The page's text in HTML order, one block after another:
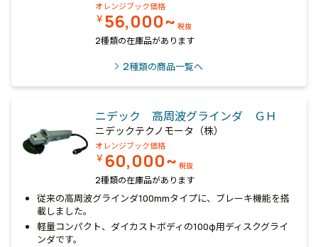
オレンジブック価格
￥56,000~ 税抜
2種類の在庫品があります
2種類の商品一覧へ
ニデック 高周波グラインダ ＧＨ
ニデックテクノモータ（株）
オレンジブック価格
￥ 60,000~ 税抜
2種類の在庫品があります
従来の高周波グラインダ100mmタイプに、ブレーキ機能を搭
載しました。
軽量コンパクト、ダイカストボディの100φ用ディスクグライ
ンダです。